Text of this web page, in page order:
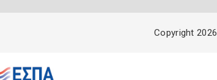
Copyright 2026